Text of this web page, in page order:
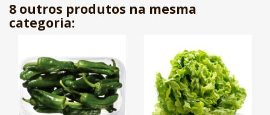
8 outros produtos na mesma
categoria: